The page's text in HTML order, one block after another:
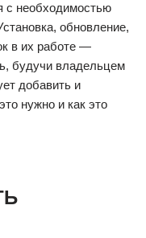
с необходимостью
обновление,
в их работе —
будучи владельцем
добавить и
нужно и как это